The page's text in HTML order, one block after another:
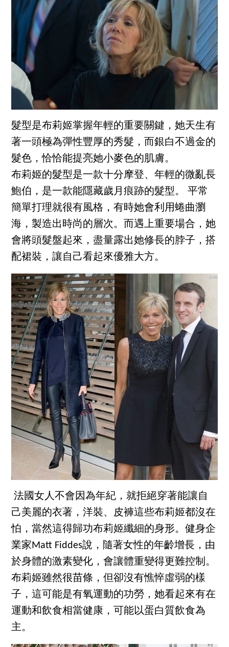
髮型是布莉姬掌握年輕的重要關鍵，她天生有
著一頭極為彈性豐厚的秀髮，而銀白不過金的
髮色，恰恰能提亮她小麥色的肌膚。
布莉姬的髮型是一款十分摩登、年輕的微亂長
鮑伯，是一款能隱藏歲月痕跡的髮型。 平常
簡單打理就很有風格，有時她會利用蜷曲瀏
海，製造出時尚的層次。而遇上重要場合，她
會將頭髮盤起來，盡量露出她修長的脖子，搭
配裙裝，讓自己看起來優雅大方。
法國女人不會因為年紀，就拒絕穿著能讓自
己美麗的衣著，洋裝、皮褲這些布莉姬都沒在
怕，當然這得歸功布莉姬纖細的身形。健身企
業家Matt Fiddes說，隨著女性的年齡增長，由
於身體的激素變化，會讓體重變得更難控制。
布莉姬雖然很苗條，但卻沒有憔悴虛弱的樣
子，這可能是有氧運動的功勞，她看起來有在
運動和飲食相當健康，可能以蛋白質飲食為
主。